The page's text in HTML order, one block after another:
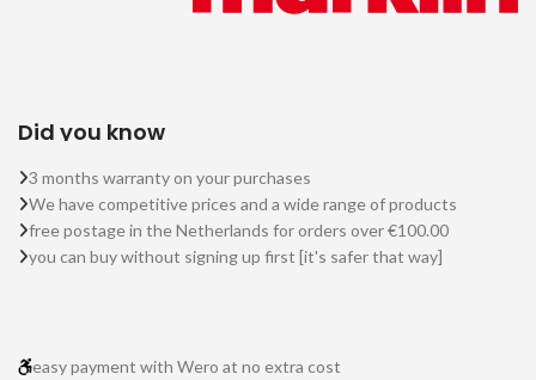
Did you know
3 months warranty on your purchases
We have competitive prices and a wide range of products
free postage in the Netherlands for orders over €100.00
you can buy without signing up first [it's safer that way]
easy payment with Wero at no extra cost